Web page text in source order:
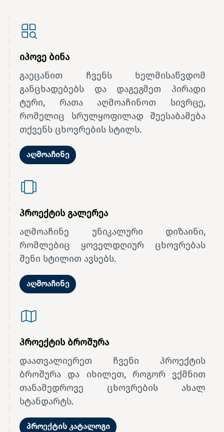
იპოვე ბინა
გაეცანით ჩვენს ხელმისაწვდომ
განცხადებებს და დაგეგმეთ პირადი
ტური, რათა აღმოაჩინოთ სივრცე,
რომელიც სრულყოფილად შეესაბამება
თქვენს ცხოვრების სტილს.
აღმოაჩინე
პროექტის გალერეა
აღმოაჩინე უნიკალური დიზაინი,
რომლებიც ყოველდღიურ ცხოვრებას
შენი სტილით ავსებს.
აღმოაჩინე
პროექტის ბროშურა
დაათვალიერეთ ჩვენი პროექტის
ბროშურა და იხილეთ, როგორ ვქმნით
თანამედროვე ცხოვრების ახალ
სტანდარტს.
პროექტის კატალოგი